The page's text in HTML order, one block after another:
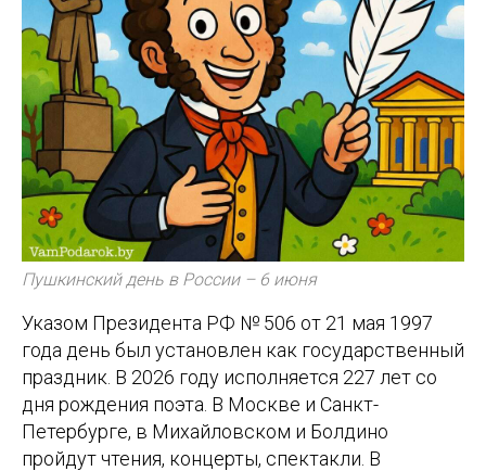
Пушкинский день в России – 6 июня
Указом Президента РФ № 506 от 21 мая 1997
года день был установлен как государственный
праздник. В 2026 году исполняется 227 лет со
дня рождения поэта. В Москве и Санкт-
Петербурге, в Михайловском и Болдино
пройдут чтения, концерты, спектакли. В